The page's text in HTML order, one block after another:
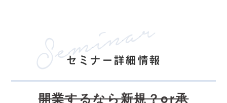
セミナー詳細情報
開業するなら新規？or承